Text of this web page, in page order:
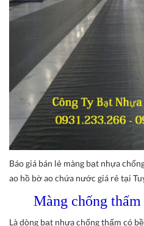
Báo giá bán lẻ màng bạt nhựa
ao hồ bờ ao chứa nước giá rẻ tại
Màng chống
Là dòng bạt nhựa chống thấm có